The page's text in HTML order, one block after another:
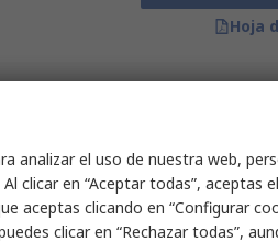
Hoja
el proveedor
de presión
100 m³/h
S55202-V122
Cantidad
analizar el uso de nuestra web,
clicar en “Aceptar todas”, aceptas
aceptas clicando en “Configurar
clicar en “Rechazar todas”,